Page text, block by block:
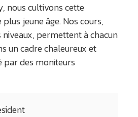
nous cultivons cette
jeune âge. Nos cours,
permettent à chacun
un cadre chaleureux et
par des moniteurs